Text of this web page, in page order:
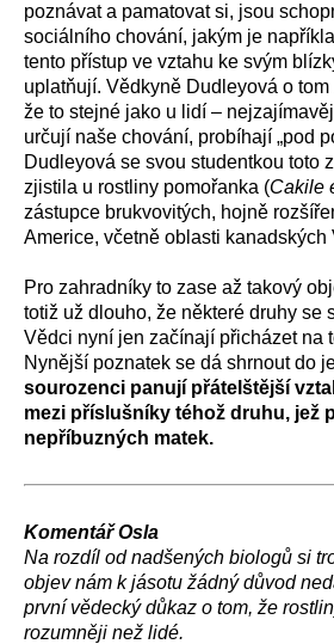
poznávat a pamatovat si, jsou
sociálního chování, jakým je
tento přístup ve vztahu ke svým
uplatňují. Vědkyně Dudleyová o
že to stejné jako u lidí –
určují naše chování, probíhají „pod
Dudleyová se svou studentkou toto
zjistila u rostliny pomořanka (Cakile
zástupce brukvovitých, hojně
Americe, včetně oblasti kanadských
Pro zahradníky to zase až takový
totiž už dlouho, že některé druhy se
Vědci nyní jen začínají přicházet na
Nynější poznatek se dá shrnout do
sourozenci panují přátelštější
mezi příslušníky téhož druhu, jež
nepříbuzných matek.
Komentář Osla
Na rozdíl od nadšených biologů si
objev nám k jásotu žádný důvod
první vědecký důkaz o tom, že
rozumněji než lidé.